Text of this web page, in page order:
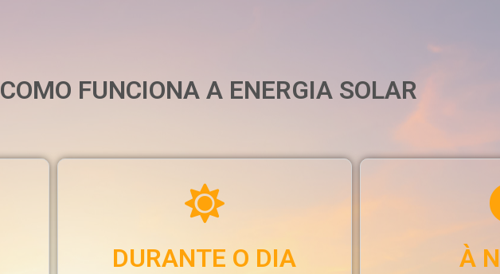
COMO FUNCIONA A ENERGIA SOLAR
DURANTE O DIA À